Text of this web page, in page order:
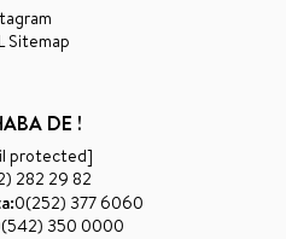
Sitemap
DE !
protected]
282 29 82
0(252) 377 6060
350 0000